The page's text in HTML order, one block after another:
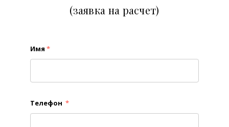
(заявка на расчет)
Имя *
Телефон *